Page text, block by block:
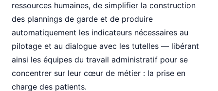
ressources humaines, de simplifier la construction
des plannings de garde et de produire
automatiquement les indicateurs nécessaires au
pilotage et au dialogue avec les tutelles — libérant
ainsi les équipes du travail administratif pour se
concentrer sur leur cœur de métier : la prise en
charge des patients.